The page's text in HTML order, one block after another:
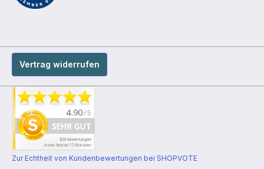
Vertrag widerrufen
Zur Echtheit von Kundenbewertungen bei SHOPVOTE